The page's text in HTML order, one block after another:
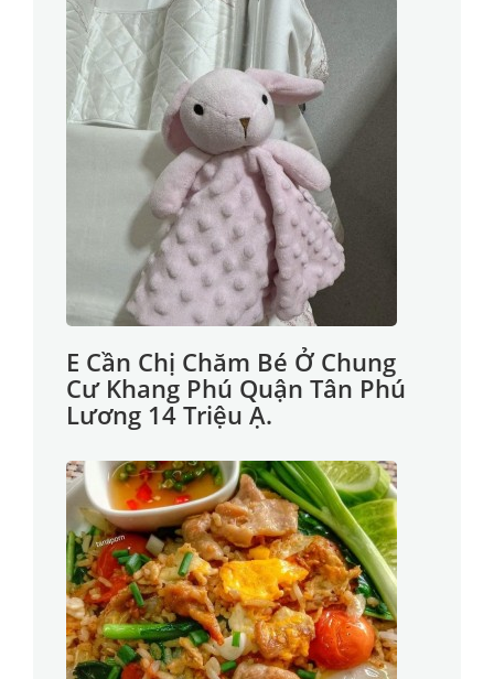
E Cần Chị Chăm Bé Ở Chung
Cư Khang Phú Quận Tân Phú
Lương 14 Triệu Ạ.